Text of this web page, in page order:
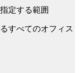
定する範囲
すべてのオフィス